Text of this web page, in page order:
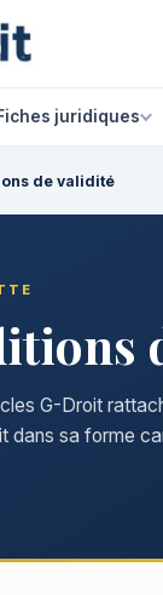
juridiques
de validité
G-Droit
dans sa forme